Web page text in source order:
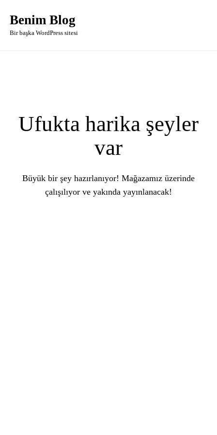
Benim Blog
Bir başka WordPress sitesi
Ufukta harika şeyler
var
Büyük bir şey hazırlanıyor! Mağazamız üzerinde
çalışılıyor ve yakında yayınlanacak!